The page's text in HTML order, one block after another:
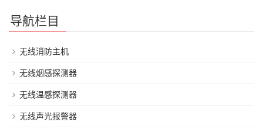
导航栏目
无线消防主机
无线烟感探测器
无线温感探测器
无线声光报警器